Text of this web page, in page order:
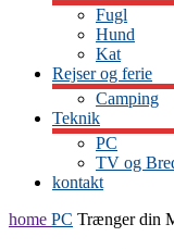
Fugl
Hund
Kat
Rejser og ferie
Camping
Teknik
PC
TV og
kontakt
home PC Trænger din